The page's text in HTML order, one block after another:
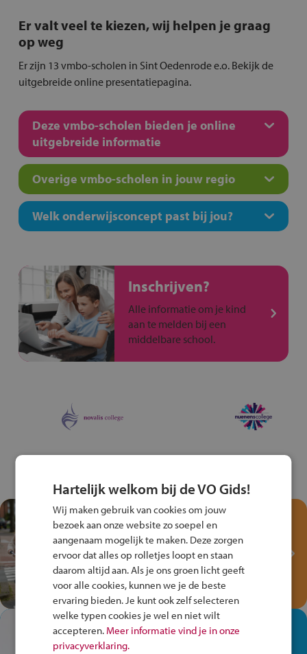
Er valt veel te kiezen, wij helpen je graag
op weg
Er zijn 13 vmbo-scholen in Sint Oedenrode e.o. Bekijk de
uitgebreide online presentatiepagina.
Deze vmbo-scholen bieden je online
uitgebreide informatie
Overige vmbo-scholen in jouw regio
Welk onderwijsconcept past bij jou?
Inschrijven?
Alle informatie om je kind
aan te melden bij een
middelbare school.
Test je kennis met het
Fiets Veilig
Verkeersspel!
Speel het Fiets Veilig Verkeersspel
en win een Cortina-fiets!
In de winkel ben je op je
plek!
Hartelijk welkom bij de VO Gids!
Wij maken gebruik van cookies om jouw
bezoek aan onze website zo soepel en
aangenaam mogelijk te maken. Deze zorgen
ervoor dat alles op rolletjes loopt en staan
daarom altijd aan. Als je ons groen licht geeft
voor alle cookies, kunnen we je de beste
ervaring bieden. Je kunt ook zelf selecteren
welke typen cookies je wel en niet wilt
accepteren. Meer informatie vind je in onze
privacyverklaring.